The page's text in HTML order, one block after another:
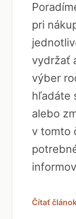
pri
vydržať
výber
hľadáte
alebo
v tomto
Čítať